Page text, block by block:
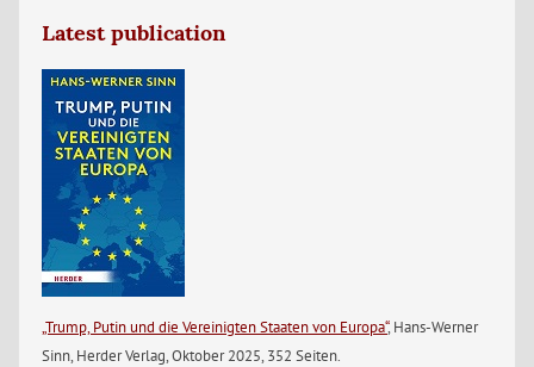
Latest publication
„Trump, Putin und die Vereinigten Staaten von Europa“, Hans-Werner
Sinn, Herder Verlag, Oktober 2025, 352 Seiten.